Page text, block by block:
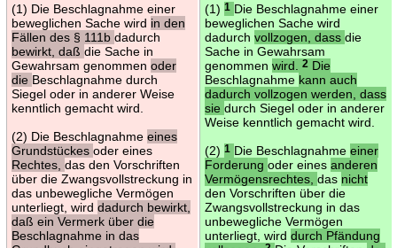
(1) Die Beschlagnahme einer
beweglichen Sache wird in den
Fällen des § 111b dadurch
bewirkt, daß die Sache in
Gewahrsam genommen oder
die Beschlagnahme durch
Siegel oder in anderer Weise
kenntlich gemacht wird.
(2) Die Beschlagnahme eines
Grundstückes oder eines
Rechtes, das den Vorschriften
über die Zwangsvollstreckung in
das unbewegliche Vermögen
unterliegt, wird dadurch bewirkt,
daß ein Vermerk über die
Beschlagnahme in das
(1) 1 Die Beschlagnahme einer
beweglichen Sache wird
dadurch vollzogen, dass die
Sache in Gewahrsam
genommen wird. 2Die
Beschlagnahme kann auch
dadurch vollzogen werden, dass
sie durch Siegel oder in anderer
Weise kenntlich gemacht wird.
(2) 1 Die Beschlagnahme einer
Forderung oder eines anderen
Vermögensrechtes, das nicht
den Vorschriften über die
Zwangsvollstreckung in das
unbewegliche Vermögen
unterliegt, wird durch Pfändung